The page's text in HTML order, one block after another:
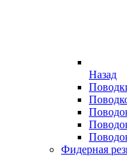
Назад
Фидерная